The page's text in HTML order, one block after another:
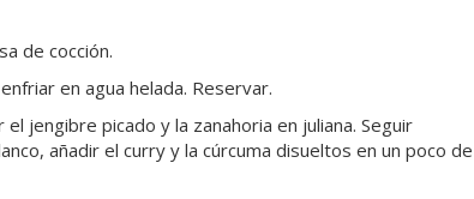
de cocción.
en agua helada. Reservar.
jengibre picado y la zanahoria en juliana. Seguir
añadir el curry y la cúrcuma disueltos en un poco de